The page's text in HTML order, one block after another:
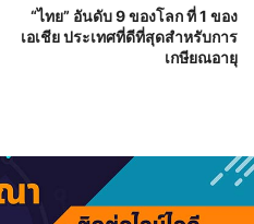
“ไทย” อันดับ 9 ของโลก ที่ 1 ของ
เอเชีย ประเทศที่ดีที่สุดสำหรับการ
เกษียณอายุ